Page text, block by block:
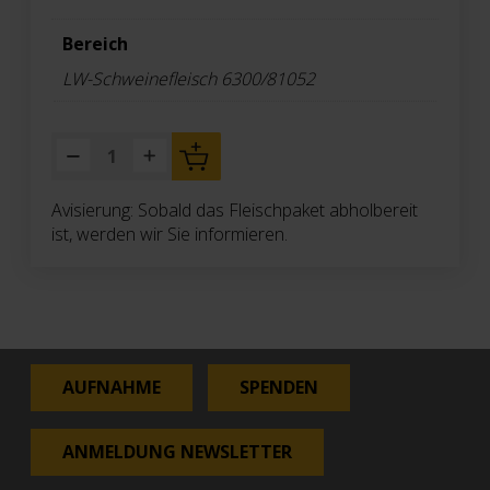
Bereich
LW-Schweinefleisch 6300/81052
Avisierung: Sobald das Fleischpaket abholbereit
ist, werden wir Sie informieren.
AUFNAHME SPENDEN
ANMELDUNG NEWSLETTER